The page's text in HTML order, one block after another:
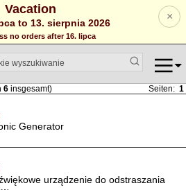
Vacation
to 13. sierpnia 2026
no orders after 16. lipca
×
6 insgesamt) Seiten: 1
Generator
urządzenie do odstraszania